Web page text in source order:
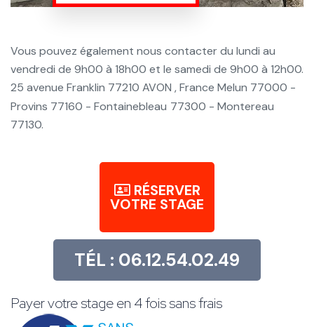
Vous pouvez également nous contacter du lundi au
vendredi de 9h00 à 18h00 et le samedi de 9h00 à 12h00.
25 avenue Franklin 77210 AVON , France Melun 77000 -
Provins 77160 - Fontainebleau 77300 - Montereau
77130.
RÉSERVER
VOTRE STAGE
TÉL : 06.12.54.02.49
Payer votre stage en 4 fois sans frais